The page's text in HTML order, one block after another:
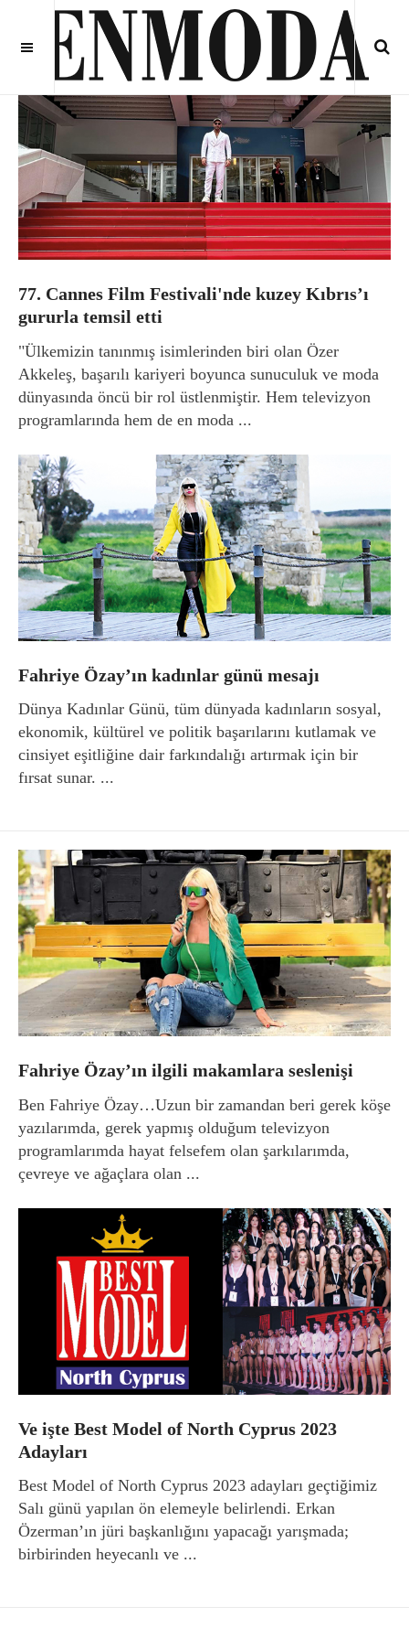
77. Cannes Film Festivali'nde kuzey Kıbrıs’ı
gururla temsil etti
"Ülkemizin tanınmış isimlerinden biri olan Özer
Akkeleş, başarılı kariyeri boyunca sunuculuk ve moda
dünyasında öncü bir rol üstlenmiştir. Hem televizyon
programlarında hem de en moda ...
Fahriye Özay’ın kadınlar günü mesajı
Dünya Kadınlar Günü, tüm dünyada kadınların sosyal,
ekonomik, kültürel ve politik başarılarını kutlamak ve
cinsiyet eşitliğine dair farkındalığı artırmak için bir
fırsat sunar. ...
Fahriye Özay’ın ilgili makamlara seslenişi
Ben Fahriye Özay…Uzun bir zamandan beri gerek köşe
yazılarımda, gerek yapmış olduğum televizyon
programlarımda hayat felsefem olan şarkılarımda,
çevreye ve ağaçlara olan ...
Ve işte Best Model of North Cyprus 2023
Adayları
Best Model of North Cyprus 2023 adayları geçtiğimiz
Salı günü yapılan ön elemeyle belirlendi. Erkan
Özerman’ın jüri başkanlığını yapacağı yarışmada;
birbirinden heyecanlı ve ...